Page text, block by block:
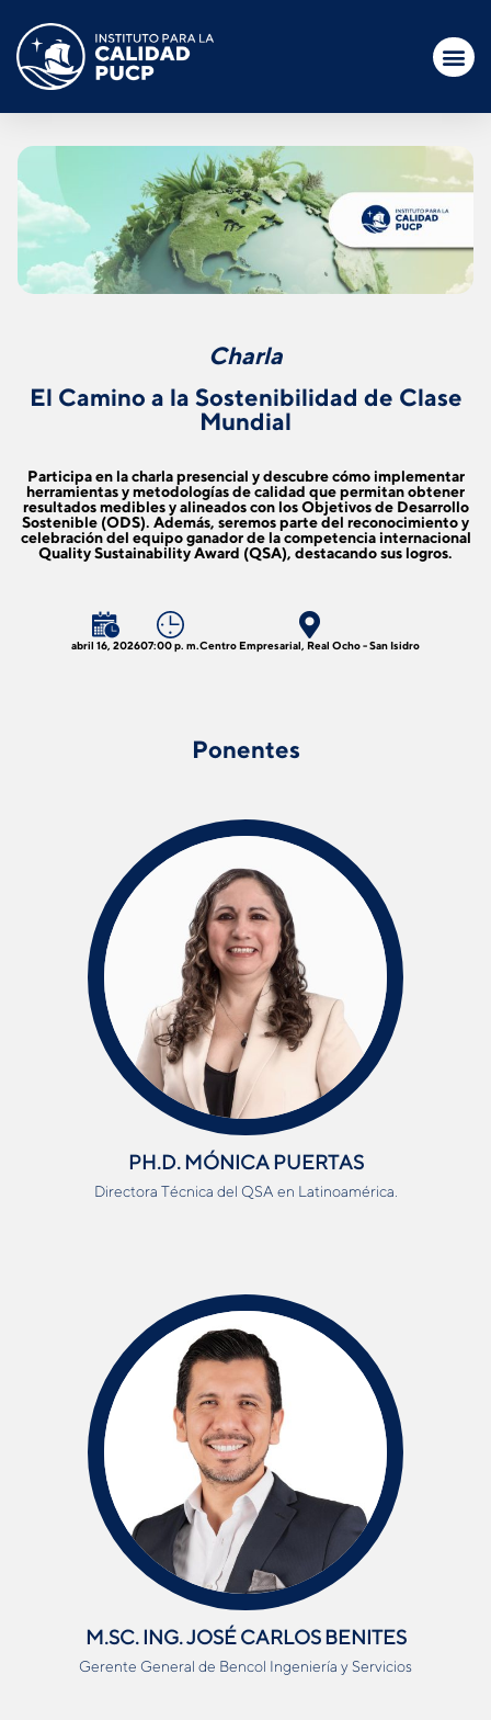
Charla
El Camino a la Sostenibilidad de Clase
Mundial
Participa en la charla presencial y descubre cómo implementar
herramientas y metodologías de calidad que permitan obtener
resultados medibles y alineados con los Objetivos de Desarrollo
Sostenible (ODS). Además, seremos parte del reconocimiento y
celebración del equipo ganador de la competencia internacional
Quality Sustainability Award (QSA), destacando sus logros.
abril 16, 202607:00 p. m.Centro Empresarial, Real Ocho - San Isidro
Ponentes
PH.D. MÓNICA PUERTAS
Directora Técnica del QSA en Latinoamérica.
M.SC. ING. JOSÉ CARLOS BENITES
Gerente General de Bencol Ingeniería y Servicios